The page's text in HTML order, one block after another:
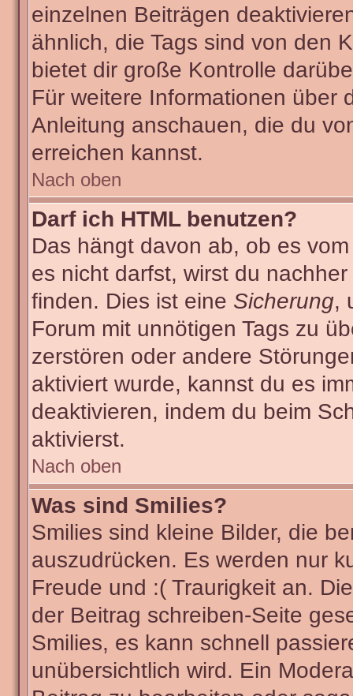
einzelnen Beiträgen
ähnlich, die Tags sind von den
bietet dir große Kontrolle
Für weitere Informationen über
Anleitung anschauen, die du
erreichen kannst.
Nach oben
Darf ich HTML benutzen?
Das hängt davon ab, ob es
es nicht darfst, wirst du
finden. Dies ist eine Sicherung,
Forum mit unnötigen Tags zu
zerstören oder andere
aktiviert wurde, kannst du es
deaktivieren, indem du beim
aktivierst.
Nach oben
Was sind Smilies?
Smilies sind kleine Bilder, die
auszudrücken. Es werden nur
Freude und :( Traurigkeit an.
der Beitrag schreiben-Seite
Smilies, es kann schnell
unübersichtlich wird. Ein